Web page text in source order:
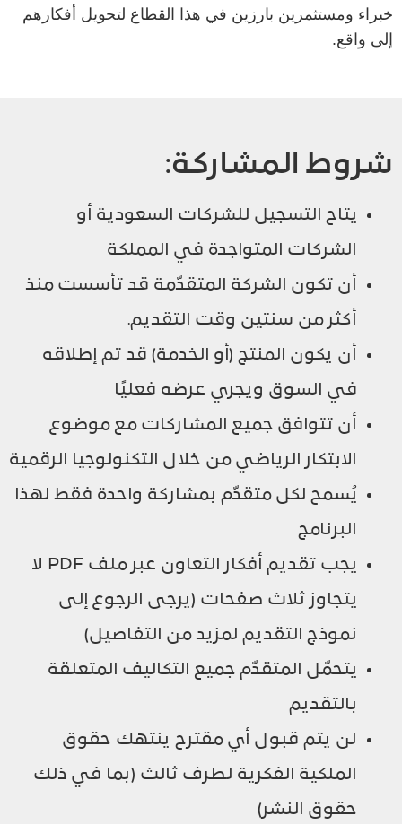
خبراء ومستثمرين بارزين في هذا القطاع لتحويل أفكارهم
إلى واقع.
شروط المشاركة:
يتاح التسجيل للشركات السعودية أو
الشركات المتواجدة في المملكة
أن تكون الشركة المتقدّمة قد تأسست منذ
أكثر من سنتين وقت التقديم.
أن يكون المنتج (أو الخدمة) قد تم إطلاقه
في السوق ويجري عرضه فعليًا
أن تتوافق جميع المشاركات مع موضوع
الابتكار الرياضي من خلال التكنولوجيا الرقمية
يُسمح لكل متقدّم بمشاركة واحدة فقط لهذا
البرنامج
يجب تقديم أفكار التعاون عبر ملف PDF لا
يتجاوز ثلاث صفحات (يرجى الرجوع إلى
نموذج التقديم لمزيد من التفاصيل)
يتحمّل المتقدّم جميع التكاليف المتعلقة
بالتقديم
لن يتم قبول أي مقترح ينتهك حقوق
الملكية الفكرية لطرف ثالث (بما في ذلك
حقوق النشر)